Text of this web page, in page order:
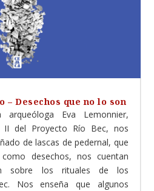
– Desechos que no lo son
Eva Lemonnier,
II del Proyecto Río Bec, nos
de lascas de pedernal, que
desechos, nos cuentan
sobre los rituales de los
Nos enseña que algunos